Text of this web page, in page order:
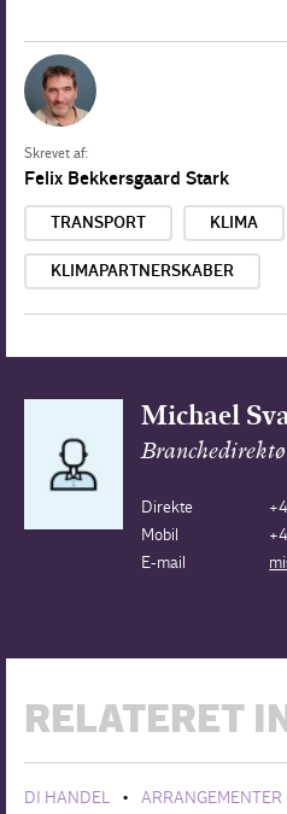
Skrevet af:
Felix Bekkersgaard Stark
TRANSPORT KLIMA
KLIMAPARTNERSKABER
Michael
Direkte
Mobil
E-mail
RELATERET
DI HANDEL • ARRANGEMENTER